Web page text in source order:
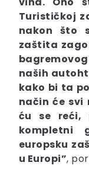
Turističkoj
nakon što
zaštita
naših
kako bi ta
način će
ću se reći,
kompletni
europsku
u Europi”,